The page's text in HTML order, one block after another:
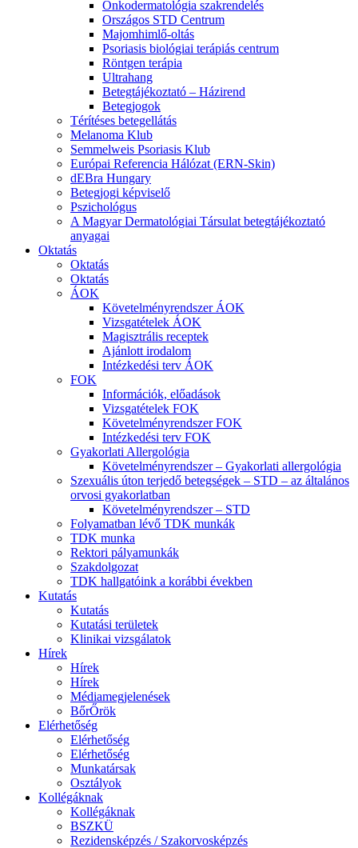
Onkodermatológia szakrendelés
Országos STD Centrum
Majomhimlő-oltás
Psoriasis biológiai terápiás centrum
Röntgen terápia
Ultrahang
Betegtájékoztató – Házirend
Betegjogok
Térítéses betegellátás
Melanoma Klub
Semmelweis Psoriasis Klub
Európai Referencia Hálózat (ERN-Skin)
dEBra Hungary
Betegjogi képviselő
Pszichológus
A Magyar Dermatológiai Társulat betegtájékoztató
anyagai
Oktatás
Oktatás
Oktatás
ÁOK
Követelményrendszer ÁOK
Vizsgatételek ÁOK
Magisztrális receptek
Ajánlott irodalom
Intézkedési terv ÁOK
FOK
Információk, előadások
Vizsgatételek FOK
Követelményrendszer FOK
Intézkedési terv FOK
Gyakorlati Allergológia
Követelményrendszer – Gyakorlati allergológia
Szexuális úton terjedő betegségek – STD – az általános
orvosi gyakorlatban
Követelményrendszer – STD
Folyamatban lévő TDK munkák
TDK munka
Rektori pályamunkák
Szakdolgozat
TDK hallgatóink a korábbi években
Kutatás
Kutatás
Kutatási területek
Klinikai vizsgálatok
Hírek
Hírek
Hírek
Médiamegjelenések
BőrŐrök
Elérhetőség
Elérhetőség
Elérhetőség
Munkatársak
Osztályok
Kollégáknak
Kollégáknak
BSZKÜ
Rezidensképzés / Szakorvosképzés